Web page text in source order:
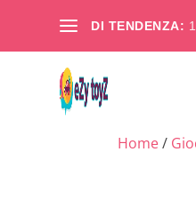
DI TENDENZA:
Home/